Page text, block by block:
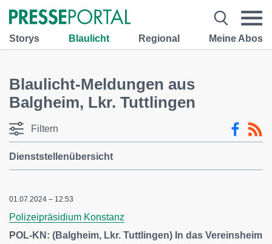
Storys Blaulicht Regional Meine Abos
Blaulicht-Meldungen aus
Balgheim, Lkr. Tuttlingen
Filtern
Dienststellenübersicht
01.07.2024 – 12:53
Polizeipräsidium Konstanz
POL-KN: (Balgheim, Lkr. Tuttlingen) In das Vereinsheim